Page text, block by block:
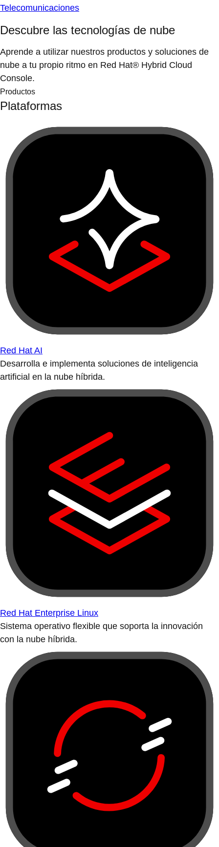
Telecomunicaciones
Descubre las tecnologías de nube
Aprende a utilizar nuestros productos y soluciones de
nube a tu propio ritmo en Red Hat® Hybrid Cloud
Console.
Productos
Plataformas
Red Hat AI
Desarrolla e implementa soluciones de inteligencia
artificial en la nube híbrida.
Red Hat Enterprise Linux
Sistema operativo flexible que soporta la innovación
con la nube híbrida.